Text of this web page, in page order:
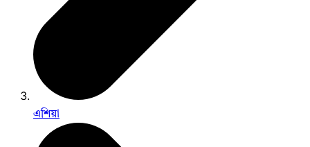
এশিয়া